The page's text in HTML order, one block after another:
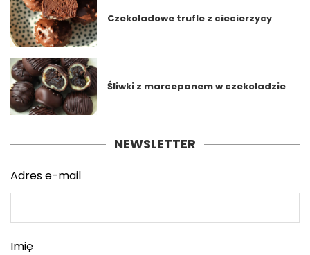
Czekoladowe trufle z ciecierzycy
Śliwki z marcepanem w czekoladzie
NEWSLETTER
Adres e-mail
Imię